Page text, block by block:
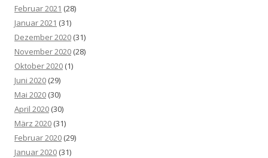
Februar 2021 (28)
Januar 2021 (31)
Dezember 2020 (31)
November 2020 (28)
Oktober 2020 (1)
Juni 2020 (29)
Mai 2020 (30)
April 2020 (30)
März 2020 (31)
Februar 2020 (29)
Januar 2020 (31)